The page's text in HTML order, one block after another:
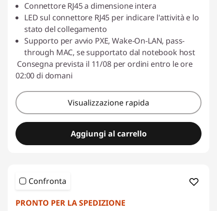
Connettore RJ45 a dimensione intera
LED sul connettore RJ45 per indicare l'attività e lo
stato del collegamento
Supporto per avvio PXE, Wake-On-LAN, pass-
through MAC, se supportato dal notebook host
Consegna prevista il 11/08 per ordini entro le ore
02:00 di domani
Visualizzazione rapida
Aggiungi al carrello
Confronta
PRONTO PER LA SPEDIZIONE